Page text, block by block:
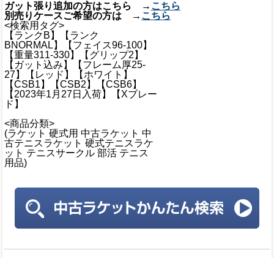
ガット張り追加の方はこちら → こちら
別売りケースご希望の方は → こちら
<検索用タグ>
【ランクB】【ランク
BNORMAL】【フェイス96-100】
【重量311-330】【グリップ2】
【ガット込み】【フレーム厚25-
27】【レッド】【ホワイト】
【CSB1】【CSB2】【CSB6】
【2023年1月27日入荷】【Xブレー
ド】
<商品分類>
(ラケット 硬式用 中古ラケット 中
古テニスラケット 硬式テニスラケ
ット テニスサークル 部活 テニス
用品)